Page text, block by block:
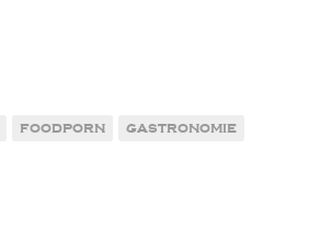
foodporn
gastronomie